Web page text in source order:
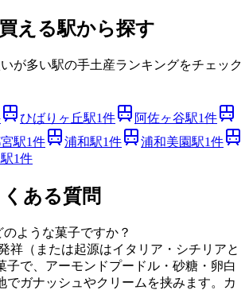
える駅から探す
が多い駅の手土産ランキングをチェック
ひばりヶ丘駅1件 阿佐ヶ谷駅1件
駅1件 浦和駅1件 浦和美園駅1件
1件
くある質問
ような菓子ですか？
祥（または起源はイタリア・シチリアと
子で、アーモンドプードル・砂糖・卵白
でガナッシュやクリームを挟みます。カ